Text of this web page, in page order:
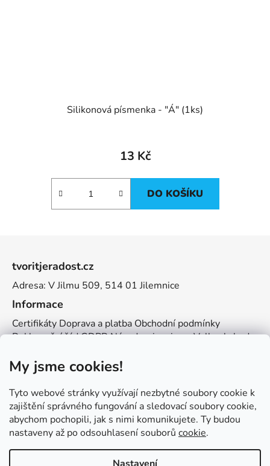
My jsme cookies!
Tyto webové stránky využívají nezbytné soubory cookie k
zajištění správného fungování a sledovací soubory cookie,
abychom pochopili, jak s nimi komunikujete. Ty budou
nastaveny až po odsouhlasení souborů cookie.
Silikonová písmenka - "Á" (1ks)
13 Kč
DO KOŠÍKU
tvoritjeradost.cz
Adresa: V Jilmu 509, 514 01 Jilemnice
Informace
Certifikáty Doprava a platba Obchodní podmínky
Reklamační řádGDPRNávody a inspiraceVelkoobchod
Kontakt
info@zemetvoreni.cz Míša:605 077 705
Adél:775 683 521
Zemětvoření